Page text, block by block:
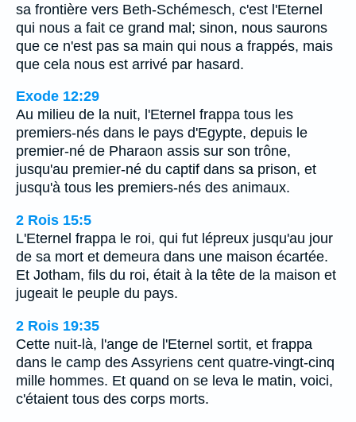
sa frontière vers Beth-Schémesch, c'est l'Eternel
qui nous a fait ce grand mal; sinon, nous saurons
que ce n'est pas sa main qui nous a frappés, mais
que cela nous est arrivé par hasard.
Exode 12:29
Au milieu de la nuit, l'Eternel frappa tous les
premiers-nés dans le pays d'Egypte, depuis le
premier-né de Pharaon assis sur son trône,
jusqu'au premier-né du captif dans sa prison, et
jusqu'à tous les premiers-nés des animaux.
2 Rois 15:5
L'Eternel frappa le roi, qui fut lépreux jusqu'au jour
de sa mort et demeura dans une maison écartée.
Et Jotham, fils du roi, était à la tête de la maison et
jugeait le peuple du pays.
2 Rois 19:35
Cette nuit-là, l'ange de l'Eternel sortit, et frappa
dans le camp des Assyriens cent quatre-vingt-cinq
mille hommes. Et quand on se leva le matin, voici,
c'étaient tous des corps morts.